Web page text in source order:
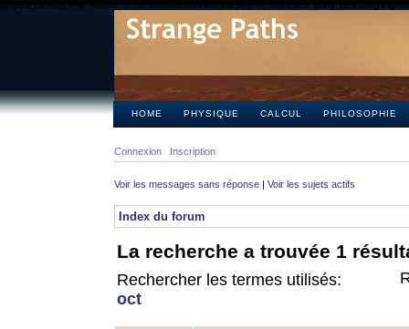
[phpBB Debug] PHP Notice: in file/includes/functions.phpon line2355:preg_replace()
HOME PHYSIQUE CALCUL PHILOSOPHIE
Connexion Inscription
Voir les messages sans réponse | Voir les sujets actifs
Index du forum
La recherche a trouvée 1
Rechercher les termes utilisés:
oct